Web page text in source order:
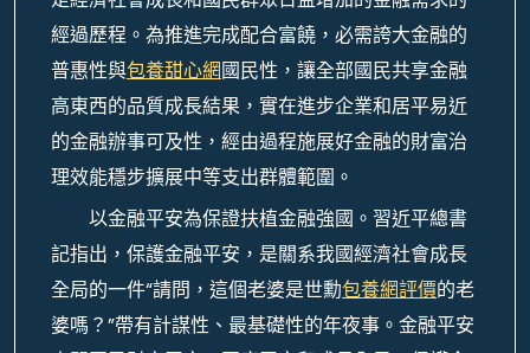
經過歷程。為推進完成配合富饒，必需誇大金融的
普惠性與包養甜心網國民性，讓全部國民共享金融
高東西的品質成長結果，實在進步企業和居平易近
的金融辦事可及性，經由過程施展好金融的財富治
理效能穩步擴展中等支出群體範圍。
以金融平安為保證扶植金融強國。習近平總書
記指出，保護金融平安，是關系我國經濟社會成長
全局的一件“請問，這個老婆是世勳包養網評價的老
婆嗎？”帶有計謀性、最基礎性的年夜事。金融平安